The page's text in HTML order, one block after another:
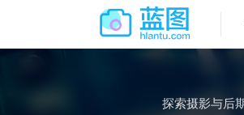
探索摄影与后